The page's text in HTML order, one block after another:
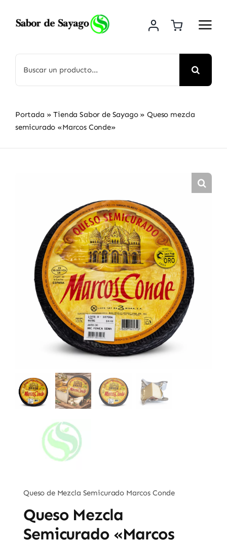
Portada »Tienda Sabor de Sayago»Queso mezcla
semicurado «Marcos Conde»
Queso de Mezcla Semicurado Marcos Conde
Queso Mezcla
Semicurado «Marcos